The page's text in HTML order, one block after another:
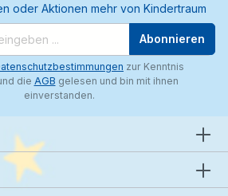
oder Aktionen mehr von Kindertraum
Abonnieren
zur Kenntnis
die AGB gelesen und bin mit ihnen
einverstanden.